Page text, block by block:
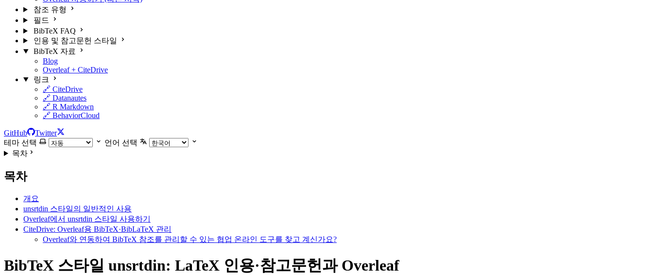
참조 유형
필드
BibTeX FAQ
인용 및 참고문헌 스타일
BibTeX 자료
Blog
Overleaf + CiteDrive
링크
🔗 CiteDrive
🔗 Datanautes
🔗 R Markdown
🔗 BehaviorCloud
GitHub
Twitter
테마 선택
언어 선택
목차
목차
개요
unsrtdin 스타일의 일반적인 사용
Overleaf에서 unsrtdin 스타일 사용하기
CiteDrive: Overleaf용 BibTeX·BibLaTeX 관리
Overleaf와 연동하여 BibTeX 참조를 관리할 수 있는 협업 온라인 도구를 찾고 계신가요?
BibTeX 스타일 unsrtdin: LaTeX 인용·참고문헌과 Overleaf